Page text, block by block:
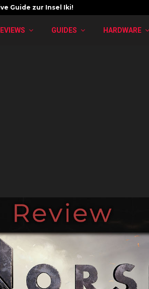
Guide zur Insel Iki!
GUIDES HARDWARE